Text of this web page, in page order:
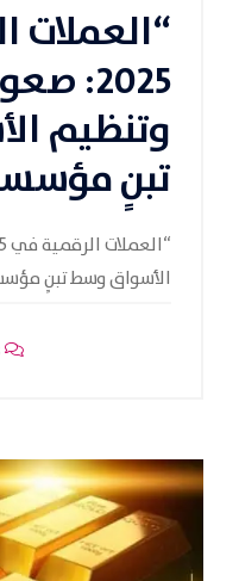
“العملات
2025:
وتنظيم
تبنٍ
الأسواق وسط تبنٍ